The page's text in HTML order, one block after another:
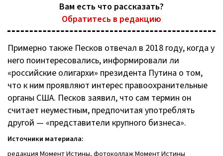
Примерно также Песков отвечал в 2018 году, когда у
него поинтересовались, информировали ли
«российские олигархи» президента Путина о том,
что к ним проявляют интерес правоохранительные
органы США. Песков заявил, что сам термин он
считает неуместным, предпочитая употреблять
другой — «представители крупного бизнеса».
Вам есть что рассказать?
Обратитесь в редакцию
Источники материала:
редакция Момент Истины, фотоколлаж Момент Истины